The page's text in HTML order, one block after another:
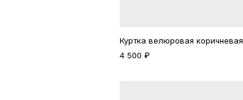
Куртка велюровая коричневая
4 500 ₽